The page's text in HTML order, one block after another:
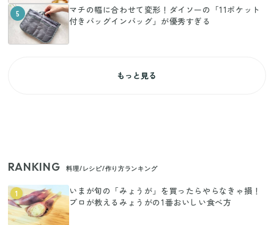
5
マチの幅に合わせて変形！ダイソーの「11ポケット
付きバッグインバッグ」が優秀すぎる
もっと見る
RANKING 料理/レシピ/作り方ランキング
1
いまが旬の「みょうが」を買ったらやらなきゃ損！
プロが教えるみょうがの1番おいしい食べ方